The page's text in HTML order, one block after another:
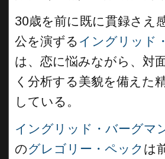
30歳を前に既に貫録さえ
公を演ずる イングリッド
は、恋に悩みながら、対
く分析する美貌を備えた
している。
イングリッド・バーグマ
のグレゴリー・ペック は